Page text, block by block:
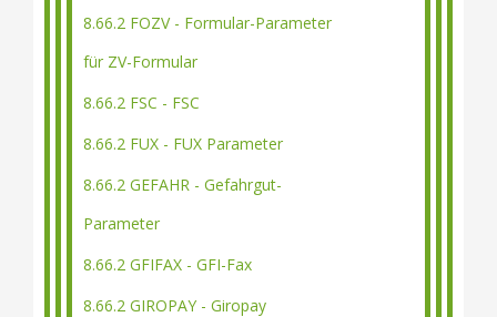
8.66.2 FOZV - Formular-Parameter
für ZV-Formular
8.66.2 FSC - FSC
8.66.2 FUX - FUX Parameter
8.66.2 GEFAHR - Gefahrgut-
Parameter
8.66.2 GFIFAX - GFI-Fax
8.66.2 GIROPAY - Giropay